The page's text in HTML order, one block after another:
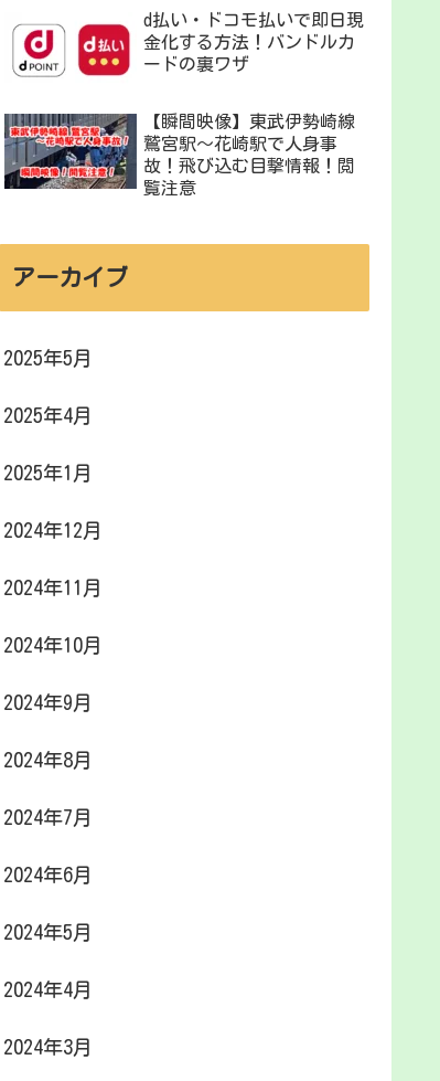
d払い・ドコモ払いで即日現
金化する方法！バンドルカ
ードの裏ワザ
【瞬間映像】東武伊勢崎線
鷲宮駅〜花崎駅で人身事
故！飛び込む目撃情報！閲
覧注意
アーカイブ
2025年5月
2025年4月
2025年1月
2024年12月
2024年11月
2024年10月
2024年9月
2024年8月
2024年7月
2024年6月
2024年5月
2024年4月
2024年3月